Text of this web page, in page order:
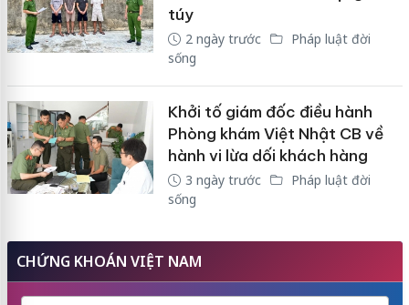
túy
2 ngày trước
Pháp luật đời
sống
Khởi tố giám đốc điều hành
Phòng khám Việt Nhật CB về
hành vi lừa dối khách hàng
3 ngày trước
Pháp luật đời
sống
CHỨNG KHOÁN VIỆT NAM